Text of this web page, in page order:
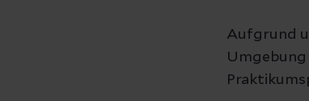
Aufgrund
Umgebung